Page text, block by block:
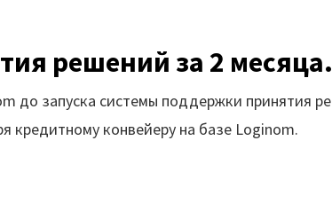
решений за 2
до запуска системы поддержки принятия
кредитному конвейеру на базе Loginom.